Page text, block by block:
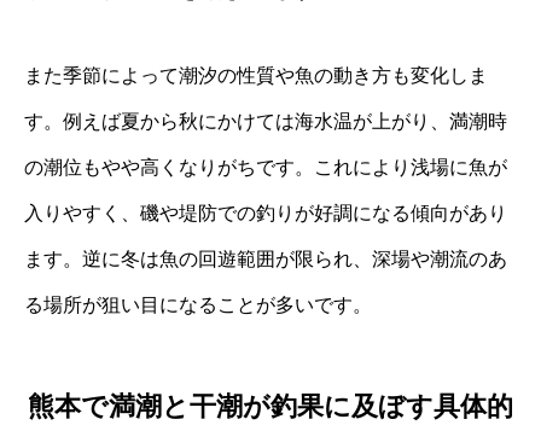
また季節によって潮汐の性質や魚の動き方も変化しま
す。例えば夏から秋にかけては海水温が上がり、満潮時
の潮位もやや高くなりがちです。これにより浅場に魚が
入りやすく、磯や堤防での釣りが好調になる傾向があり
ます。逆に冬は魚の回遊範囲が限られ、深場や潮流のあ
る場所が狙い目になることが多いです。
熊本で満潮と干潮が釣果に及ぼす具体的